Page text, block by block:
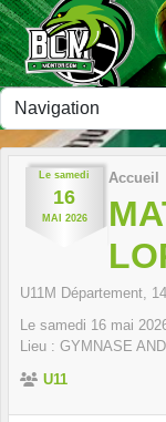
Le samedi
16
MAI 2026
Accueil
U11M Département,
Le samedi 16 mai
Lieu : GYMNASE
U11
Panneau de gestion